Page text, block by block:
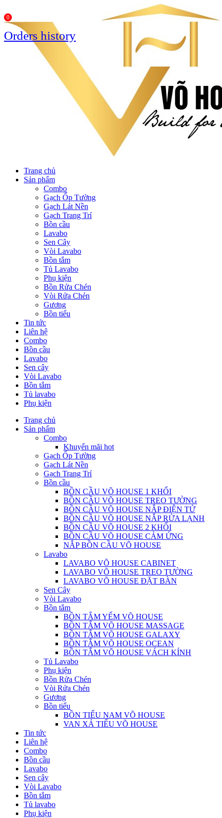
Trang chủ
Sản phẩm
Combo
Gạch Ốp Tường
Gạch Lát Nền
Gạch Trang Trí
Bồn cầu
Lavabo
Sen Cây
Vòi Lavabo
Bồn tắm
Tủ Lavabo
Phụ kiện
Bồn Rửa Chén
Vòi Rửa Chén
Gương
Bồn tiểu
Tin tức
Liên hệ
Combo
Bồn cầu
Lavabo
Sen cây
Vòi Lavabo
Bồn tắm
Tủ lavabo
Phụ kiện
Trang chủ
Sản phẩm
Combo
Khuyến mãi hot
Gạch Ốp Tường
Gạch Lát Nền
Gạch Trang Trí
Bồn cầu
BỒN CẦU VÕ HOUSE 1 KHỐI
BỒN CẦU VÕ HOUSE TREO TƯỜNG
BỒN CẦU VÕ HOUSE NẮP ĐIỆN TỬ
BỒN CẦU VÕ HOUSE NẮP RỬA LẠNH
BỒN CẦU VÕ HOUSE 2 KHỐI
BỒN CẦU VÕ HOUSE CẢM ỨNG
NẮP BỒN CẦU VÕ HOUSE
Lavabo
LAVABO VÕ HOUSE CABINET
LAVABO VÕ HOUSE TREO TƯỜNG
LAVABO VÕ HOUSE ĐẶT BÀN
Sen Cây
Vòi Lavabo
Bồn tắm
BỒN TẮM YẾM VÕ HOUSE
BỒN TẮM VÕ HOUSE MASSAGE
BỒN TẮM VÕ HOUSE GALAXY
BỒN TẮM VÕ HOUSE OCEAN
BỒN TẮM VÕ HOUSE VÁCH KÍNH
Tủ Lavabo
Phụ kiện
Bồn Rửa Chén
Vòi Rửa Chén
Gương
Bồn tiểu
BỒN TIỂU NAM VÕ HOUSE
VAN XẢ TIỂU VÕ HOUSE
Tin tức
Liên hệ
Combo
Bồn cầu
Lavabo
Sen cây
Vòi Lavabo
Bồn tắm
Tủ lavabo
Phụ kiện
0
Orders history